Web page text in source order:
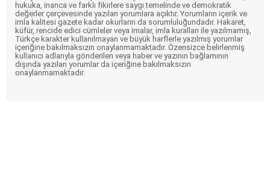
hukuka, inanca ve farklı fikirlere saygı temelinde ve demokratik
değerler çerçevesinde yazılan yorumlara açıktır. Yorumların içerik ve
imla kalitesi gazete kadar okurların da sorumluluğundadır. Hakaret,
küfür, rencide edici cümleler veya imalar, imla kuralları ile yazılmamış,
Türkçe karakter kullanılmayan ve büyük harflerle yazılmış yorumlar
içeriğine bakılmaksızın onaylanmamaktadır. Özensizce belirlenmiş
kullanıcı adlarıyla gönderilen veya haber ve yazının bağlamının
dışında yazılan yorumlar da içeriğine bakılmaksızın
onaylanmamaktadır.